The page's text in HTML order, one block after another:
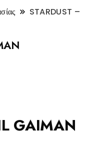
STARDUST –
GAIMAN